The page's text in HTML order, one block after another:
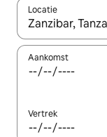
Locatie
Wanneer er
Aankomst
Vertrek